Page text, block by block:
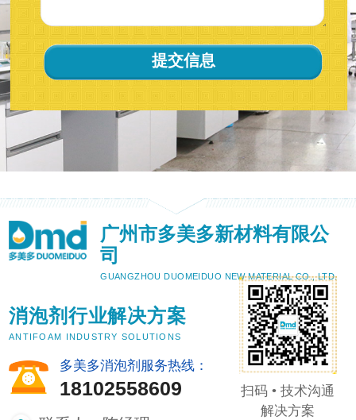
广州市多美多新材料有限公
司
GUANGZHOU DUOMEIDUO NEW MATERIAL CO., LTD.
消泡剂行业解决方案
ANTIFOAM INDUSTRY SOLUTIONS
多美多消泡剂服务热线：
18102558609
扫码 • 技术沟通
解决方案